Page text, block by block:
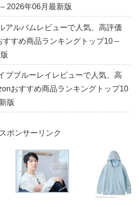
2026年06月最新版
アルバムレビューで人気、高評価
すすめ商品ランキングトップ10 –
ブブルーレイレビューで人気、高
おすすめ商品ランキングトップ10
版
スポンサーリンク